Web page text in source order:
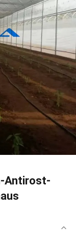
Antirost-